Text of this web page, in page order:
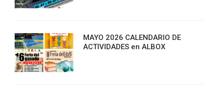
MAYO 2026 CALENDARIO DE
ACTIVIDADES en ALBOX